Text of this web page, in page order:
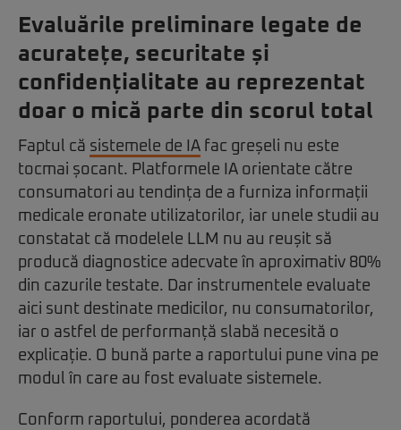
Evaluările preliminare legate de
acuratețe, securitate și
confidențialitate au reprezentat
doar o mică parte din scorul total
Faptul că sistemele de IA fac greșeli nu este
tocmai șocant. Platformele IA orientate către
consumatori au tendința de a furniza informații
medicale eronate utilizatorilor, iar unele studii au
constatat că modelele LLM nu au reușit să
producă diagnostice adecvate în aproximativ 80%
din cazurile testate. Dar instrumentele evaluate
aici sunt destinate medicilor, nu consumatorilor,
iar o astfel de performanță slabă necesită o
explicație. O bună parte a raportului pune vina pe
modul în care au fost evaluate sistemele.
Conform raportului, ponderea acordată